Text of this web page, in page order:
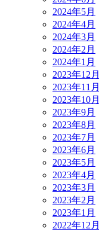
2024年5月
2024年4月
2024年3月
2024年2月
2024年1月
2023年12月
2023年11月
2023年10月
2023年9月
2023年8月
2023年7月
2023年6月
2023年5月
2023年4月
2023年3月
2023年2月
2023年1月
2022年12月